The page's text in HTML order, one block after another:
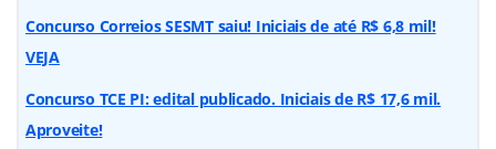
Concurso Correios SESMT saiu! Iniciais de até R$ 6,8 mil!
VEJA
Concurso TCE PI: edital publicado. Iniciais de R$ 17,6 mil.
Aproveite!